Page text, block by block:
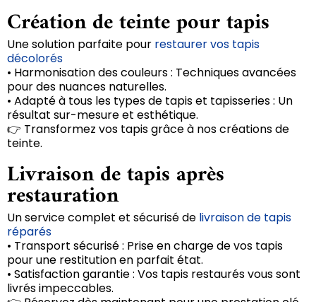
Création de teinte pour tapis
Une solution parfaite pour restaurer vos tapis
décolorés
• Harmonisation des couleurs : Techniques avancées
pour des nuances naturelles.
• Adapté à tous les types de tapis et tapisseries : Un
résultat sur-mesure et esthétique.
👉 Transformez vos tapis grâce à nos créations de
teinte.
Livraison de tapis après
restauration
Un service complet et sécurisé de livraison de tapis
réparés
• Transport sécurisé : Prise en charge de vos tapis
pour une restitution en parfait état.
• Satisfaction garantie : Vos tapis restaurés vous sont
livrés impeccables.